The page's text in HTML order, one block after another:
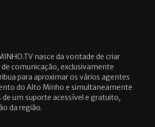
nasce da vontade de criar
comunicação, exclusivamente
para aproximar os vários agentes
do Alto Minho e simultaneamente
um suporte acessível e gratuito,
da região.